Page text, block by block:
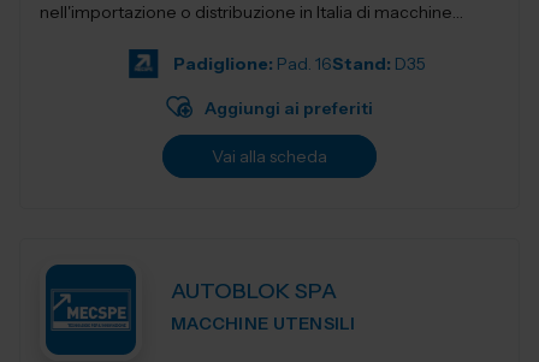
nell'importazione o distribuzione in Italia di macchine
Padiglione: Pad. 16Stand: D35
Aggiungi ai preferiti
Vai alla scheda
AUTOBLOK SPA
MACCHINE UTENSILI